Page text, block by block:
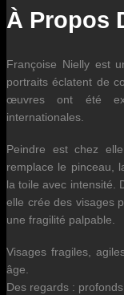
À Propos
Françoise Nielly est
portraits éclatent de
œuvres ont été
internationales.
Peindre est chez
remplace le pinceau,
la toile avec intensité.
elle crée des visages
une fragilité palpable.
Visages fragiles,
âge.
Des regards :